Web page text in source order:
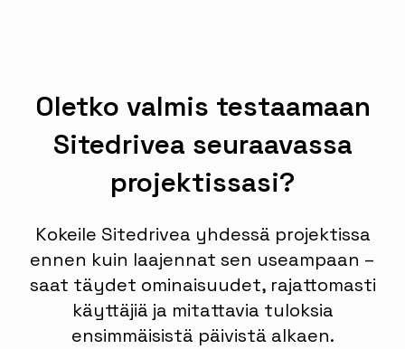
Oletko valmis testaamaan
Sitedrivea seuraavassa
projektissasi?
Kokeile Sitedrivea yhdessä projektissa
ennen kuin laajennat sen useampaan –
saat täydet ominaisuudet, rajattomasti
käyttäjiä ja mitattavia tuloksia
ensimmäisistä päivistä alkaen.